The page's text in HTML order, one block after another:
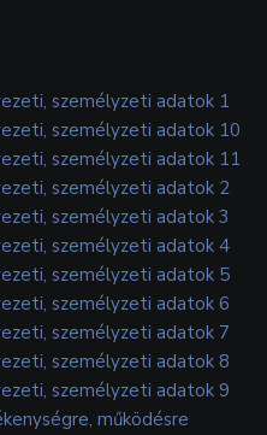
személyzeti adatok 1
személyzeti adatok 10
személyzeti adatok 11
személyzeti adatok 2
személyzeti adatok 3
személyzeti adatok 4
személyzeti adatok 5
személyzeti adatok 6
személyzeti adatok 7
személyzeti adatok 8
személyzeti adatok 9
működésre